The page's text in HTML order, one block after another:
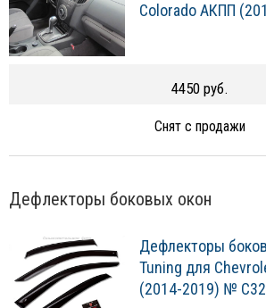
Colorado АКПП
4450 руб.
Снят с продажи
Дефлекторы боковых окон
Дефлекторы
Tuning для
(2014-2019) №